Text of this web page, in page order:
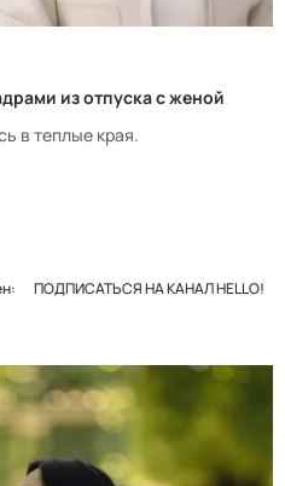
из отпуска с женой
в теплые края.
ПОДПИСАТЬСЯ НА КАНАЛ HELLO!